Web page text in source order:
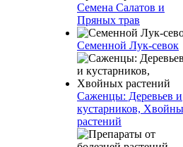
Семена Салатов и
Пряных трав
Семенной Лук-севок
Саженцы: Деревьев и
кустарников,
растений